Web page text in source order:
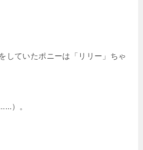
していたポニーは「リリー」ちゃ
）。